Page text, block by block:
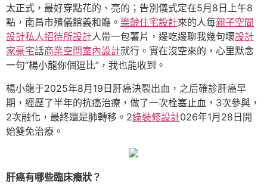
太正式，最好穿點花的、亮的；告別儀式定在5月8日上午8
點，南昌市殯儀館義和廳。 樂齡住宅設計來的人每親子空間
設計私人招待所設計人帶一包薯片，邊吃邊聊我幾句壞設計
家豪宅話商業空間室內設計就行。實在沒空來的，心里默念
一句“楊小龍你個逗比”，我也能收到。
楊小龍于2025年8月19日肝癌決裂出血，之后確診肝癌早
期，經歷了半年的抗癌治療，做了一次栓塞止血，3次參與，
2次融化，最終還是肺轉移。2綠裝修設計026年1月28日開
始雙免治療。
肝癌有哪些臨床癥狀？